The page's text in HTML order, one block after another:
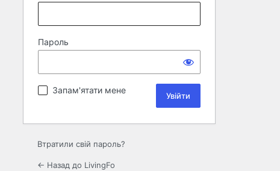
Пароль
Запам'ятати мене
Втратили свій пароль?
← Назад до LivingFo